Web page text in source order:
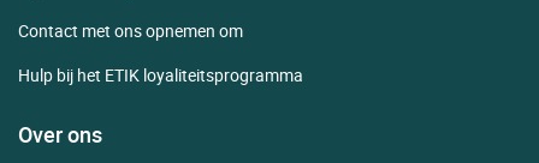
Contact met ons opnemen om
Hulp bij het ETIK loyaliteitsprogramma
Over ons